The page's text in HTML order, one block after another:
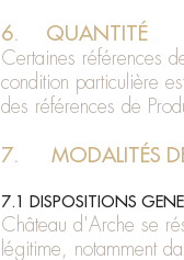
6. QUANTITÉ
Certaines références
condition particulière
des références de
7. MODALITÉS
7.1 DISPOSITIONS
Château d'Arche se
légitime, notamment